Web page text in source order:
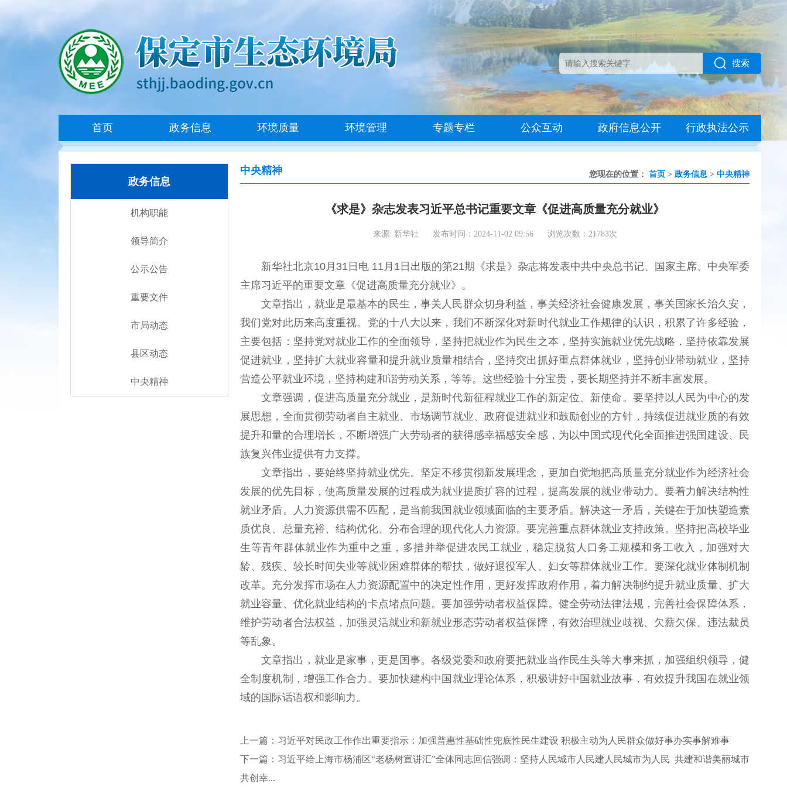
搜索
首页 政务信息 环境质量 环境管理 专题专栏 公众互动 政府信息公开 行政执法公示
政务信息
机构职能
领导简介
公示公告
重要文件
市局动态
县区动态
中央精神
中央精神 您现在的位置： 首页 > 政务信息 > 中央精神
《求是》杂志发表习近平总书记重要文章《促进高质量充分就业》
来源: 新华社 发布时间：2024-11-02 09:56 浏览次数：21783次
新华社北京10月31日电 11月1日出版的第21期《求是》杂志将发表中共中央总书记、国家主席、中央军委
主席习近平的重要文章《促进高质量充分就业》。
文章指出，就业是最基本的民生，事关人民群众切身利益，事关经济社会健康发展，事关国家长治久安，
我们党对此历来高度重视。党的十八大以来，我们不断深化对新时代就业工作规律的认识，积累了许多经验，
主要包括：坚持党对就业工作的全面领导，坚持把就业作为民生之本，坚持实施就业优先战略，坚持依靠发展
促进就业，坚持扩大就业容量和提升就业质量相结合，坚持突出抓好重点群体就业，坚持创业带动就业，坚持
营造公平就业环境，坚持构建和谐劳动关系，等等。这些经验十分宝贵，要长期坚持并不断丰富发展。
文章强调，促进高质量充分就业，是新时代新征程就业工作的新定位、新使命。要坚持以人民为中心的发
展思想，全面贯彻劳动者自主就业、市场调节就业、政府促进就业和鼓励创业的方针，持续促进就业质的有效
提升和量的合理增长，不断增强广大劳动者的获得感幸福感安全感，为以中国式现代化全面推进强国建设、民
族复兴伟业提供有力支撑。
文章指出，要始终坚持就业优先。坚定不移贯彻新发展理念，更加自觉地把高质量充分就业作为经济社会
发展的优先目标，使高质量发展的过程成为就业提质扩容的过程，提高发展的就业带动力。要着力解决结构性
就业矛盾。人力资源供需不匹配，是当前我国就业领域面临的主要矛盾。解决这一矛盾，关键在于加快塑造素
质优良、总量充裕、结构优化、分布合理的现代化人力资源。要完善重点群体就业支持政策。坚持把高校毕业
生等青年群体就业作为重中之重，多措并举促进农民工就业，稳定脱贫人口务工规模和务工收入，加强对大
龄、残疾、较长时间失业等就业困难群体的帮扶，做好退役军人、妇女等群体就业工作。要深化就业体制机制
改革。充分发挥市场在人力资源配置中的决定性作用，更好发挥政府作用，着力解决制约提升就业质量、扩大
就业容量、优化就业结构的卡点堵点问题。要加强劳动者权益保障。健全劳动法律法规，完善社会保障体系，
维护劳动者合法权益，加强灵活就业和新就业形态劳动者权益保障，有效治理就业歧视、欠薪欠保、违法裁员
等乱象。
文章指出，就业是家事，更是国事。各级党委和政府要把就业当作民生头等大事来抓，加强组织领导，健
全制度机制，增强工作合力。要加快建构中国就业理论体系，积极讲好中国就业故事，有效提升我国在就业领
域的国际话语权和影响力。
上一篇：习近平对民政工作作出重要指示：加强普惠性基础性兜底性民生建设 积极主动为人民群众做好事办实事解难事
下一篇：习近平给上海市杨浦区“老杨树宣讲汇”全体同志回信强调：坚持人民城市人民建人民城市为人民 共建和谐美丽城市
共创幸...